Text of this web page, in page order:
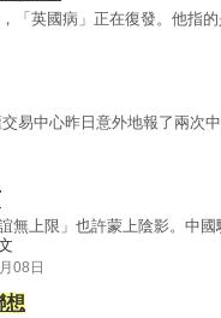
「英國病」正在復發。他指
交易中心昨日意外地報了兩次
無上限」也許蒙上陰影。中
08日
想